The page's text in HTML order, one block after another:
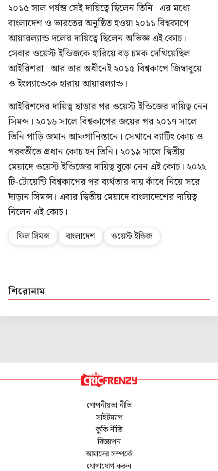
২০১৫ সাল পর্যন্ত সেই দায়িত্বে ছিলেন তিনি। এর মধ্যে
বাংলাদেশ ও ভারতের অনুষ্ঠিত হওয়া ২০১১ বিশ্বকাপে
আয়ারল্যান্ড দলের দায়িত্বে ছিলেন অভিজ্ঞ এই কোচ।
সেবার ওয়েস্ট ইন্ডিজকে হারিয়ে বড় চমক দেখিয়েছিল
আইরিশরা। আর তার অধীনেই ২০১৫ বিশ্বকাপে জিম্বাবুয়ে
ও ইংল্যান্ডেকে হারায় আয়ারল্যান্ড।
আইরিশদের দায়িত্ব ছাড়ার পর ওয়েস্ট ইন্ডিজের দায়িত্ব নেন
সিমন্স। ২০১৬ সালে বিশ্বকাপের জয়ের পর ২০১৭ সালে
তিনি পাড়ি জমান আফগানিস্তানে। সেখানে ব্যাটিং কোচ ও
পরবর্তীতে প্রধান কোচ হন তিনি। ২০১৯ সালে দ্বিতীয়
মেয়াদে ওয়েস্ট ইন্ডিজের দায়িত্ব বুঝে নেন এই কোচ। ২০২২
টি-টোয়েন্টি বিশ্বকাপের পর ব্যর্থতার দায় কাঁধে নিয়ে সরে
দাঁড়ান সিমন্স। এবার দ্বিতীয় মেয়াদে বাংলাদেশের দায়িত্ব
নিলেন এই কোচ।
ফিল সিমন্স বাংলাদেশ ওয়েস্ট ইন্ডিজ
শিরোনাম
গোপনীয়তা নীতি
সাইটম্যাপ
কুকি নীতি
বিজ্ঞাপন
আমাদের সম্পর্কে
যোগাযোগ করুন